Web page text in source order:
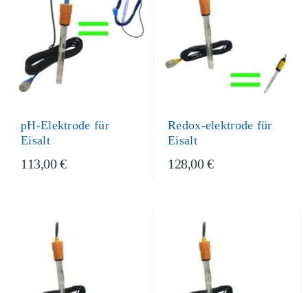
pH-Elektrode für
Eisalt
113,00 €
Redox-elektrode für
Eisalt
128,00 €